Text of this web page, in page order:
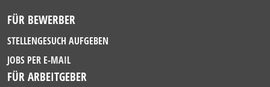
FÜR BEWERBER
STELLENGESUCH AUFGEBEN
JOBS PER E-MAIL
FÜR ARBEITGEBER